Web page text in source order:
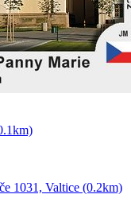
1031, Valtice (0.2km)